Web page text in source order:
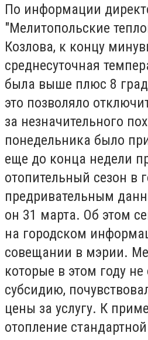
По информации
"Мелитопольские
Козлова, к концу
среднесуточная
была выше плюс 8
это позволяло
за незначительного
понедельника было
еще до конца недели
отопительный сезон в
предривательным
он 31 марта. Об этом
на городском
совещании в мэрии.
которые в этом году
субсидию,
цены за услугу. К
отопление